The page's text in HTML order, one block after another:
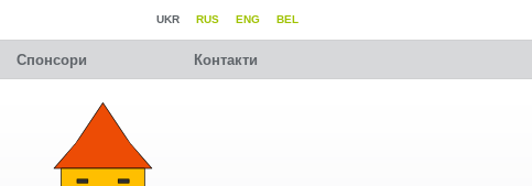
BEL
ENG
RUS
UKR
Спонсори Контакти